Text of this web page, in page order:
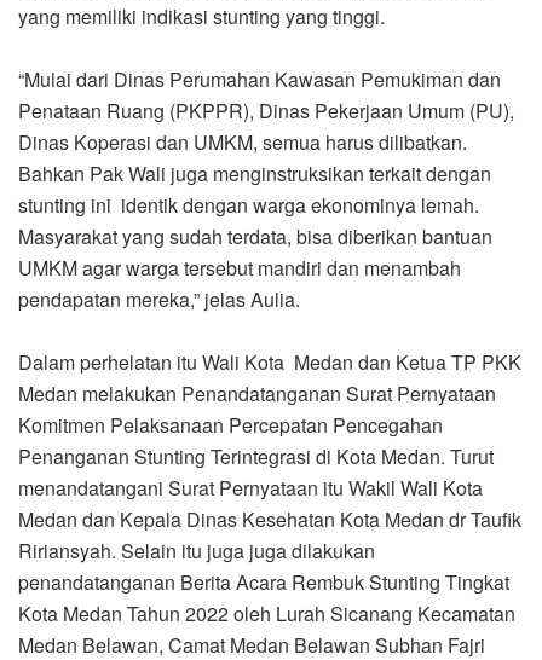
yang memiliki indikasi stunting yang tinggi.
“Mulai dari Dinas Perumahan Kawasan Pemukiman dan
Penataan Ruang (PKPPR), Dinas Pekerjaan Umum (PU),
Dinas Koperasi dan UMKM, semua harus dilibatkan.
Bahkan Pak Wali juga menginstruksikan terkait dengan
stunting ini identik dengan warga ekonominya lemah.
Masyarakat yang sudah terdata, bisa diberikan bantuan
UMKM agar warga tersebut mandiri dan menambah
pendapatan mereka,” jelas Aulia.
Dalam perhelatan itu Wali Kota Medan dan Ketua TP PKK
Medan melakukan Penandatanganan Surat Pernyataan
Komitmen Pelaksanaan Percepatan Pencegahan
Penanganan Stunting Terintegrasi di Kota Medan. Turut
menandatangani Surat Pernyataan itu Wakil Wali Kota
Medan dan Kepala Dinas Kesehatan Kota Medan dr Taufik
Ririansyah. Selain itu juga juga dilakukan
penandatanganan Berita Acara Rembuk Stunting Tingkat
Kota Medan Tahun 2022 oleh Lurah Sicanang Kecamatan
Medan Belawan, Camat Medan Belawan Subhan Fajri